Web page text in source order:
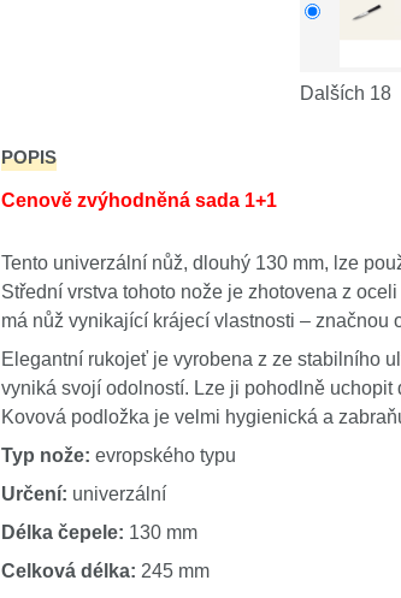
Dalších 18
POPIS
Cenově zvýhodněná sada 1+1
Tento univerzální nůž, dlouhý 130 mm, lze
Střední vrstva tohoto nože je zhotovena z
má nůž vynikající krájecí vlastnosti – značnou
Elegantní rukojeť je vyrobena z ze stabilního
vyniká svojí odolností. Lze ji pohodlně
Kovová podložka je velmi hygienická a
Typ nože: evropského typu
Určení: univerzální
Délka čepele: 130 mm
Celková délka: 245 mm